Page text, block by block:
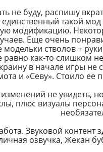
не буду, распишу
такой
модификацию.
Еще очень
модельки стволов +
равно как-то слишком
в начале игры не
и «Севу». Стоило ее
не увидеть,
плюс визуалы
Звуковой контент
озвучка, Жекан